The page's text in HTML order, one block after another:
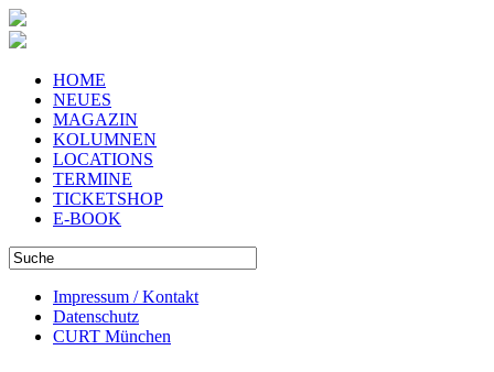
HOME
NEUES
MAGAZIN
KOLUMNEN
LOCATIONS
TERMINE
TICKETSHOP
E-BOOK
Impressum / Kontakt
Datenschutz
CURT München